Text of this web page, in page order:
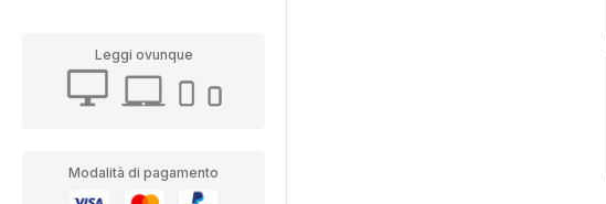
Leggi ovunque
Modalità di pagamento